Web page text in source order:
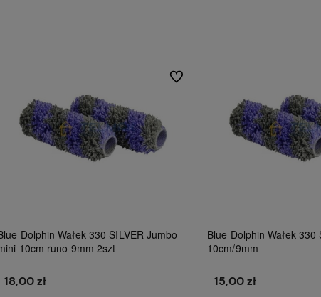
Dolphin Wałek 330 SILVER Jumbo
10cm runo 9mm 2szt
18,00 zł
Do ulubionych
Blue Dolphin Wałek
10cm/9mm
15,00 zł